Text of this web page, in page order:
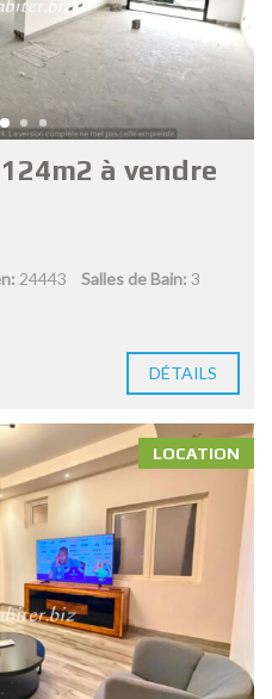
à vendre
24443 Salles de Bain: 3
DÉTAILS
LOCATION